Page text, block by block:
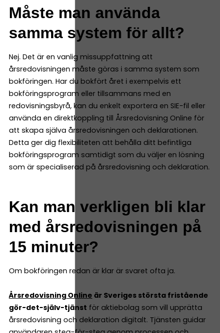
Måste man använda
samma system för allt?
Nej. Det är en vanlig missuppfattning att
årsredovisningen måste göras i samma system som
bokföringen. Har du bokfört året i exempelvis ett
bokföringsprogram eller tillsammans med en
redovisningsbyrå, kan du enkelt exportera en SIE-fil eller
använda en direktkoppling till Årsredovisning Online för
att skapa själva årsredovisningen och deklarationen.
Detta ger dig flexibiliteten att behålla ditt befintliga
bokföringsprogram samtidigt som du väljer en lösning
som är specialiserad på årsredovisning och deklaration.
Kan man verkligen bli klar
med årsredovisningen på
15 minuter?
Om bokföringen redan är klar är svaret ofta ja.
Årsredovisning Online är Sveriges största fristående
gör-det-själv-tjänst för aktiebolag som vill upprätta
årsredovisning och deklaration digitalt. Tjänsten guidar